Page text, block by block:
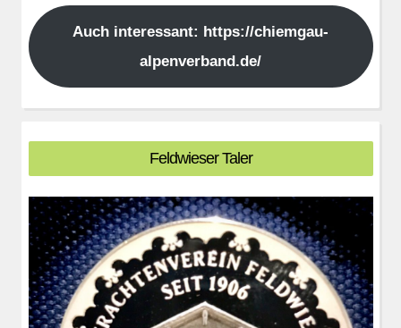
Auch interessant: https://chiemgau-
alpenverband.de/
Feldwieser Taler